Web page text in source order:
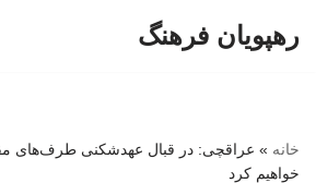
رهپویان فرهنگ
خانه » عراقچی: در قبال عهدشکنی طرف‌های
خواهیم کرد